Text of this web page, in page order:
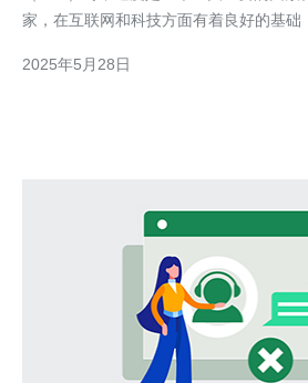
家，在互联网和科技方面有着良好的基础
发达的科技国家，在网络基础设施和互联
2025年5月28日